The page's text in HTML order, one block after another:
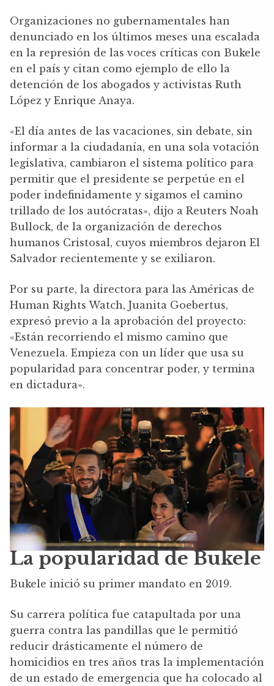
Organizaciones no gubernamentales han
denunciado en los últimos meses una escalada
en la represión de las voces críticas con Bukele
en el país y citan como ejemplo de ello la
detención de los abogados y activistas Ruth
López y Enrique Anaya.
«El día antes de las vacaciones, sin debate, sin
informar a la ciudadanía, en una sola votación
legislativa, cambiaron el sistema político para
permitir que el presidente se perpetúe en el
poder indefinidamente y sigamos el camino
trillado de los autócratas», dijo a Reuters Noah
Bullock, de la organización de derechos
humanos Cristosal, cuyos miembros dejaron El
Salvador recientemente y se exiliaron.
Por su parte, la directora para las Américas de
Human Rights Watch, Juanita Goebertus,
expresó previo a la aprobación del proyecto:
«Están recorriendo el mismo camino que
Venezuela. Empieza con un líder que usa su
popularidad para concentrar poder, y termina
en dictadura».
La popularidad de Bukele
Bukele inició su primer mandato en 2019.
Su carrera política fue catapultada por una
guerra contra las pandillas que le permitió
reducir drásticamente el número de
homicidios en tres años tras la implementación
de un estado de emergencia que ha colocado al